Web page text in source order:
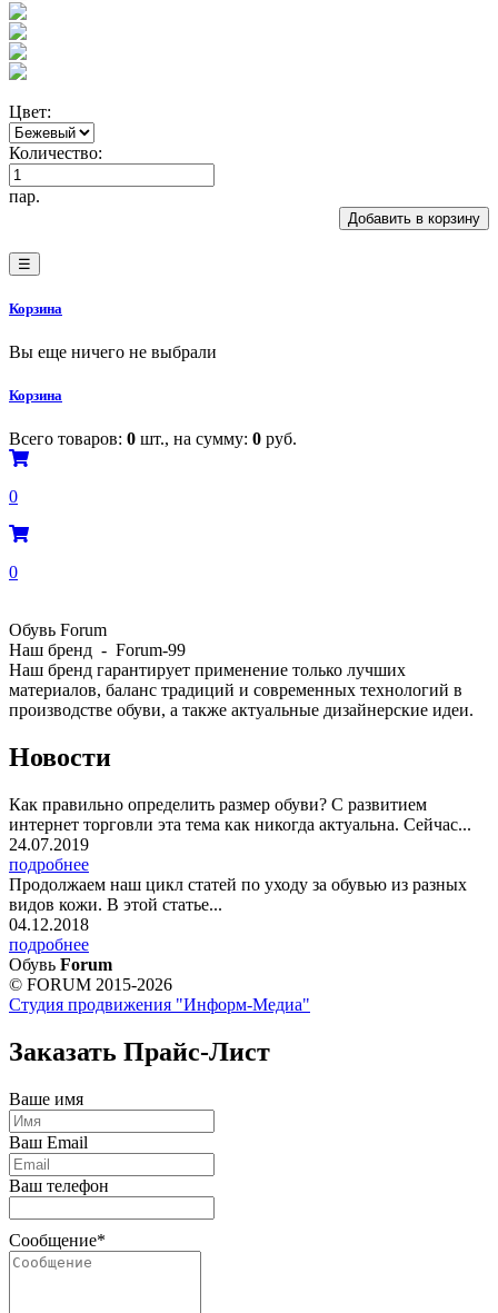
Цвет:
Количество:
пар.
Добавить в корзину
☰
Корзина
Вы еще ничего не выбрали
Корзина
Всего товаров: 0 шт., на сумму: 0 руб.
0
0
Обувь Forum
Наш бренд - Forum-99
Наш бренд гарантирует применение только лучших
материалов, баланс традиций и современных технологий в
производстве обуви, а также актуальные дизайнерские идеи.
Новости
Как правильно определить размер обуви? С развитием
интернет торговли эта тема как никогда актуальна. Сейчас...
24.07.2019
подробнее
Продолжаем наш цикл статей по уходу за обувью из разных
видов кожи. В этой статье...
04.12.2018
подробнее
Обувь Forum
© FORUM 2015-2026
Студия продвижения "Информ-Медиа"
Заказать Прайс-Лист
Ваше имя
Ваш Email
Ваш телефон
Сообщение*